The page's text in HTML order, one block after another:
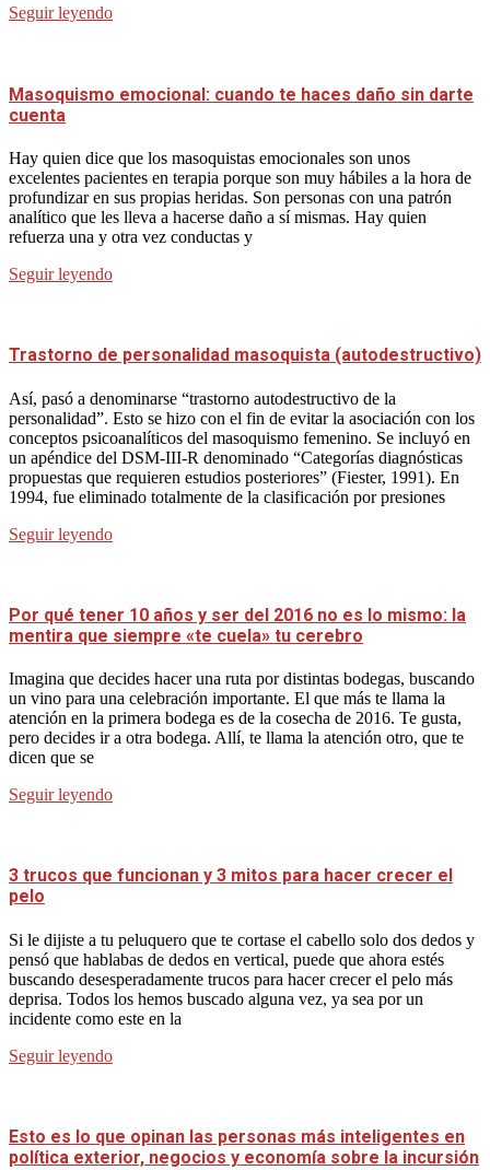
Seguir leyendo
Masoquismo emocional: cuando te haces daño sin darte
cuenta
Hay quien dice que los masoquistas emocionales son unos
excelentes pacientes en terapia porque son muy hábiles a la hora de
profundizar en sus propias heridas. Son personas con una patrón
analítico que les lleva a hacerse daño a sí mismas. Hay quien
refuerza una y otra vez conductas y
Seguir leyendo
Trastorno de personalidad masoquista (autodestructivo)
Así, pasó a denominarse “trastorno autodestructivo de la
personalidad”. Esto se hizo con el fin de evitar la asociación con los
conceptos psicoanalíticos del masoquismo femenino. Se incluyó en
un apéndice del DSM-III-R denominado “Categorías diagnósticas
propuestas que requieren estudios posteriores” (Fiester, 1991). En
1994, fue eliminado totalmente de la clasificación por presiones
Seguir leyendo
Por qué tener 10 años y ser del 2016 no es lo mismo: la
mentira que siempre «te cuela» tu cerebro
Imagina que decides hacer una ruta por distintas bodegas, buscando
un vino para una celebración importante. El que más te llama la
atención en la primera bodega es de la cosecha de 2016. Te gusta,
pero decides ir a otra bodega. Allí, te llama la atención otro, que te
dicen que se
Seguir leyendo
3 trucos que funcionan y 3 mitos para hacer crecer el
pelo
Si le dijiste a tu peluquero que te cortase el cabello solo dos dedos y
pensó que hablabas de dedos en vertical, puede que ahora estés
buscando desesperadamente trucos para hacer crecer el pelo más
deprisa. Todos los hemos buscado alguna vez, ya sea por un
incidente como este en la
Seguir leyendo
Esto es lo que opinan las personas más inteligentes en
política exterior, negocios y economía sobre la incursión